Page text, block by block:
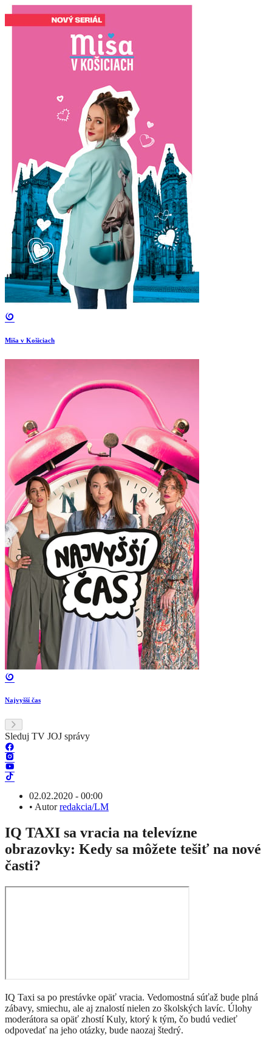
Miša v Košiciach
Najvyšší čas
Sleduj TV JOJ správy
02.02.2020 - 00:00
• Autorredakcia/LM
IQ TAXI sa vracia na televízne
obrazovky: Kedy sa môžete tešiť na nové
časti?
IQ Taxi sa po prestávke opäť vracia. Vedomostná súťaž bude plná
zábavy, smiechu, ale aj znalostí nielen zo školských lavíc. Úlohy
moderátora sa opäť zhostí Kuly, ktorý k tým, čo budú vedieť
odpovedať na jeho otázky, bude naozaj štedrý.